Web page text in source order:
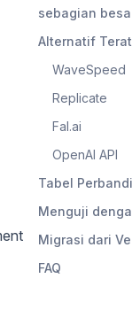
sebagian
Alternatif
WaveSpeed
Replicate
Fal.ai
OpenAI API
Tabel
Menguji
Migrasi dari
FAQ